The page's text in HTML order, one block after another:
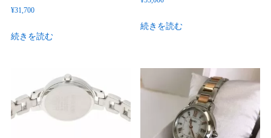
¥31,700
続きを読む
続きを読む